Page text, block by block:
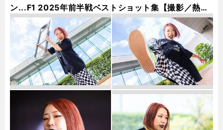
ン...F1 2025年前半戦ベストショット集【撮影／熱田
護＆桜井淳雄】